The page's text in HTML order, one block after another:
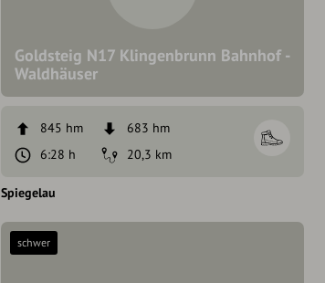
Goldsteig N17 Klingenbrunn Bahnhof -
Waldhäuser
845 hm
683 hm
6:28 h
20,3 km
Spiegelau
schwer